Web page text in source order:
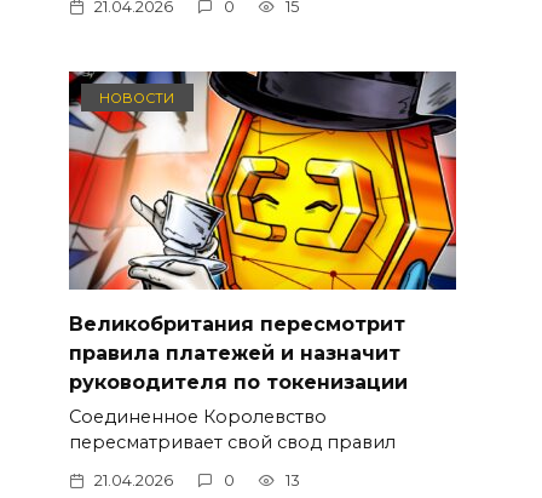
21.04.2026 0 15
НОВОСТИ
Великобритания пересмотрит
правила платежей и назначит
руководителя по токенизации
Соединенное Королевство
пересматривает свой свод правил
21.04.2026 0 13